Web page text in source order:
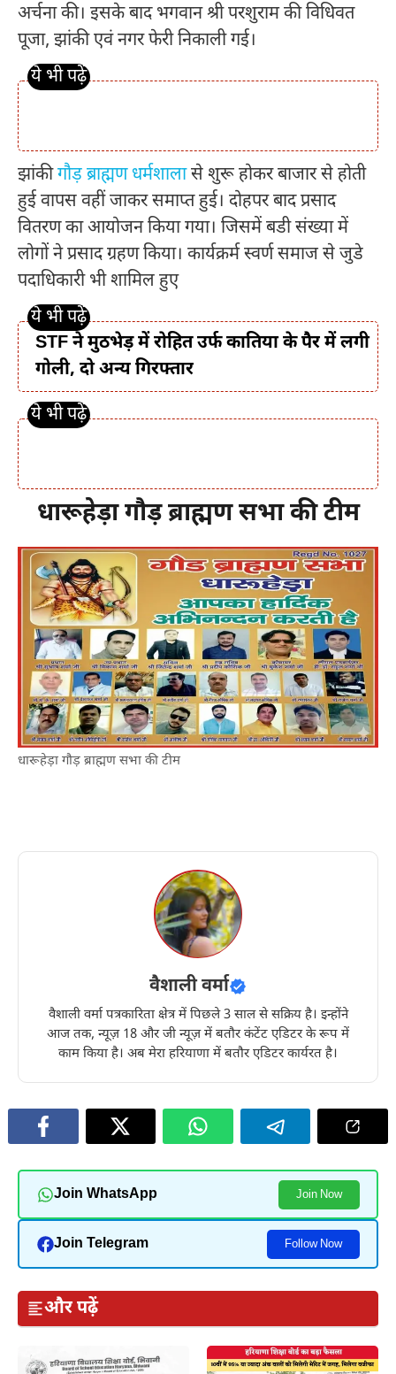
अर्चना की। इसके बाद भगवान श्री परशुराम की विधिवत
पूजा, झांकी एवं नगर फेरी निकाली गई।
झांकीगौड़ ब्राह्मण धर्मशालासे शुरू होकर बाजार से होती
हुई वापस वहीं जाकर समाप्त हुई। दोहपर बाद प्रसाद
वितरण का आयोजन किया गया। जिसमें बडी संख्या में
लोगों ने प्रसाद ग्रहण किया। कार्यक्रर्म स्वर्ण समाज से जुडे
पदाधिकारी भी शामिल हुए
STF ने मुठभेड़ में रोहित उर्फ कातिया के पैर में लगी
गोली, दो अन्य गिरफ्तार
धारूहेड़ा गौड़ ब्राह्मण सभा की टीम
धारूहेड़ा गौड़ ब्राह्मण सभा की टीम
वैशाली वर्मा
वैशाली वर्मा पत्रकारिता क्षेत्र में पिछले 3 साल से सक्रिय है। इन्होंने
आज तक, न्यूज़ 18 और जी न्यूज़ में बतौर कंटेंट एडिटर के रूप में
काम किया है। अब मेरा हरियाणा में बतौर एडिटर कार्यरत है।
Join WhatsApp Join Now
Join Telegram Follow Now
और पढ़ें